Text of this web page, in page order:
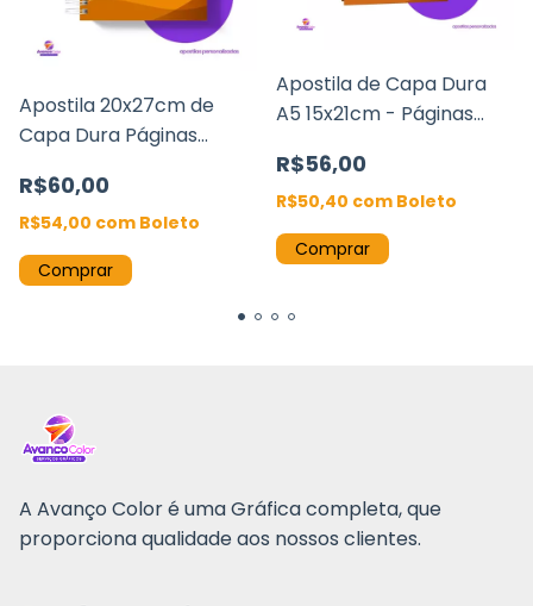
Apostila 20x27cm de
Capa Dura Páginas
R$60,00
R$54,00 com Boleto
Comprar
Apostila de Capa Dura
A5 15x21cm - Páginas
R$56,00
R$50,40 com Boleto
Comprar
A Avanço Color é uma Gráfica completa, que
proporciona qualidade aos nossos clientes.